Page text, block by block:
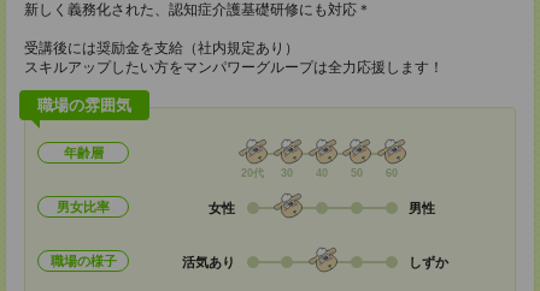
新しく義務化された、認知症介護基礎研修にも対応＊
受講後には奨励金を支給（社内規定あり）
スキルアップしたい方をマンパワーグループは全力応援します！
職場の雰囲気
年齢層
20代 30 40 50 60
男女比率 女性 男性
職場の様子 活気あり しずか